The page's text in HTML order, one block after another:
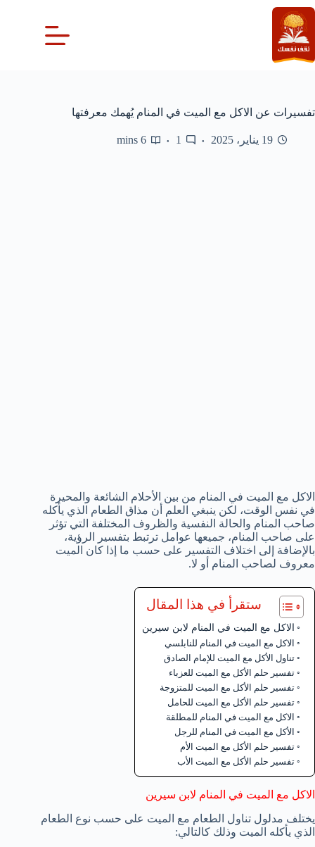
التجاوز
إلى
المحتوى
تفسيرات عن الاكل مع الميت في المنام يُهمك معرفتها
19 يناير، 2025 1
6 mins
الاكل مع الميت في المنام من بين الأحلام الشائعة والمحيرة
في نفس الوقت، لكن ينبغي العلم أن مذاق الطعام الذي يأكله
صاحب المنام والحالة النفسية والظروف المختلفة التي تؤثر
على صاحب المنام، جميعها عوامل ترتبط بتفسير الرؤية،
بالإضافة إلى اختلاف التفسير على حسب ما إذا كان الميت
معروف لصاحب المنام أو لا.
ستقرأ في هذا المقال
الاكل مع الميت في المنام لابن سيرين
الاكل مع الميت في المنام للنابلسي
تناول الأكل مع الميت للإمام الصادق
تفسير حلم الأكل مع الميت للعزباء
تفسير حلم الأكل مع الميت للمتزوجة
تفسير حلم الأكل مع الميت للحامل
الاكل مع الميت في المنام للمطلقة
الأكل مع الميت في المنام للرجل
تفسير حلم الأكل مع الميت الأم
تفسير حلم الأكل مع الميت الأب
الاكل مع الميت في المنام لابن سيرين
يختلف مدلول تناول الطعام مع الميت على حسب نوع الطعام
الذي يأكله الميت وذلك كالتالي: